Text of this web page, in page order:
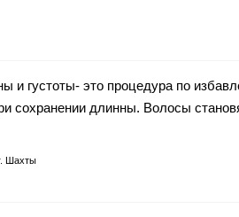
и густоты- это процедура по
сохранении длинны. Волосы
Шахты